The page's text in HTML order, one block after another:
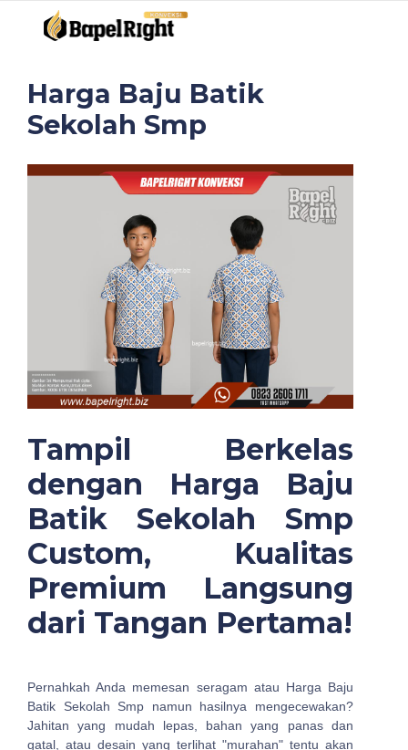
Harga Baju Batik
Sekolah Smp
Tampil Berkelas
dengan Harga Baju
Batik Sekolah Smp
Custom, Kualitas
Premium Langsung
dari Tangan Pertama!
Pernahkah Anda memesan seragam atau Harga Baju
Batik Sekolah Smp namun hasilnya mengecewakan?
Jahitan yang mudah lepas, bahan yang panas dan
gatal, atau desain yang terlihat "murahan" tentu akan